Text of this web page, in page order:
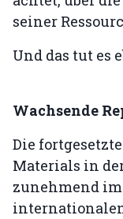
seiner
Und das tut es
Wachsende
Die
Materials in
zunehmend